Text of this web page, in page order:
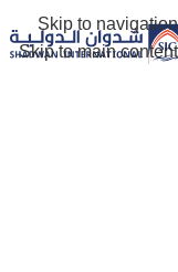
Skip to navigation
Skip to main content